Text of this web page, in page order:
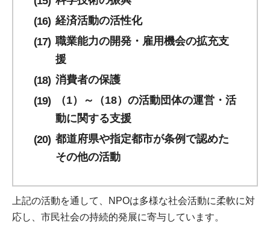
経済活動の活性化
職業能力の開発・雇用機会の拡充支
援
消費者の保護
（1）～（18）の活動団体の運営・活
動に関する支援
都道府県や指定都市が条例で認めた
その他の活動
上記の活動を通して、NPOは多様な社会活動に柔軟に対
応し、市民社会の持続的発展に寄与しています。